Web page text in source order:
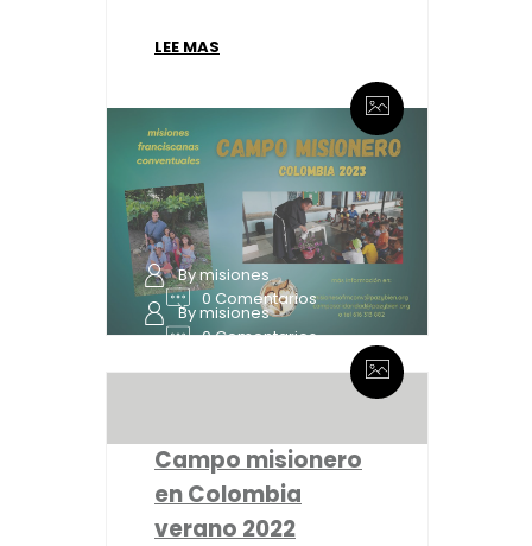
LEE MAS
By misiones
0 Comentarios
By misiones
0 Comentarios
Campo misionero
en Colombia
verano 2022